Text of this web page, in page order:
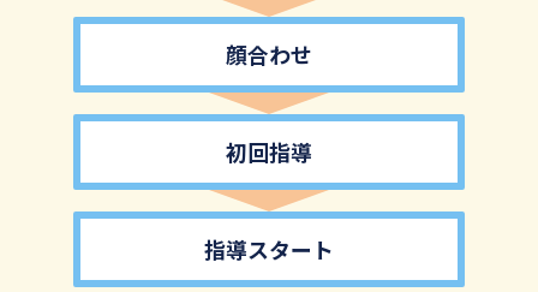
顔合わせ
初回指導
指導スタート